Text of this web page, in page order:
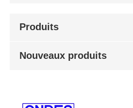
Produits
Nouveaux produits